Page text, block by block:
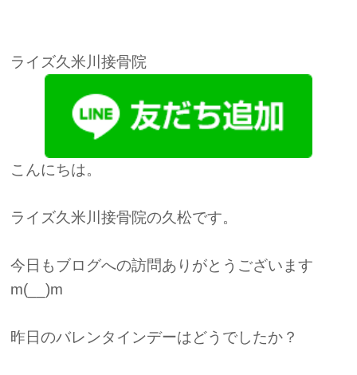
ライズ久米川接骨院
こんにちは。
ライズ久米川接骨院の久松です。
今日もブログへの訪問ありがとうございます
m(__)m
昨日のバレンタインデーはどうでしたか？